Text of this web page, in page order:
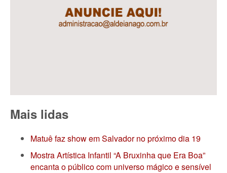
Mais lidas
Matuê faz show em Salvador no próximo dia 19
Mostra Artística Infantil “A Bruxinha que Era Boa”
encanta o público com universo mágico e sensível